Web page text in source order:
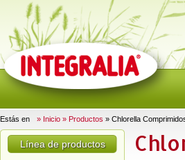
Estás en » Inicio » Productos » Chlorella
Línea de productos